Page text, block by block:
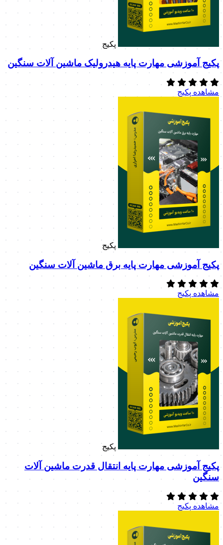
پکیج
پکیج آموزشی مهارت پایه هیدرولیک ماشین آلات سنگین
مشاهده پکیج
پکیج
پکیج آموزشی مهارت پایه برق ماشین آلات سنگین
مشاهده پکیج
پکیج
پکیج آموزشی مهارت پایه انتقال قدرت ماشین آلات
سنگین
مشاهده پکیج